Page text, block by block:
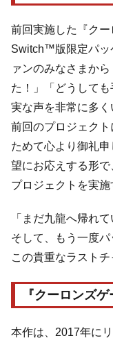
前回実施した『ク
Switch™版限定パッ
ァンのみなさまか
た！」「どうして
実な声を非常に多く
前回のプロジェク
ためて心より御礼
望にお応えする形
プロジェクトを実施
「まだ九龍へ帰れて
そして、もう一度パ
この貴重なラストチ
『クーロンズ
本作は、2017年に